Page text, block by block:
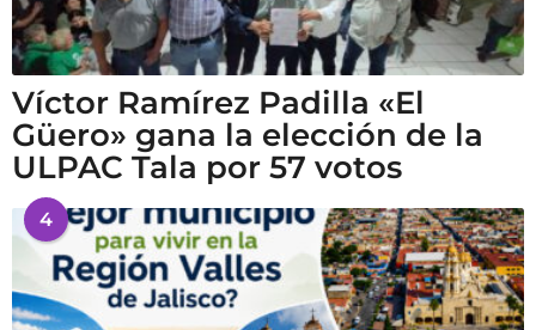
Víctor Ramírez Padilla «El
Güero» gana la elección de la
ULPAC Tala por 57 votos
4